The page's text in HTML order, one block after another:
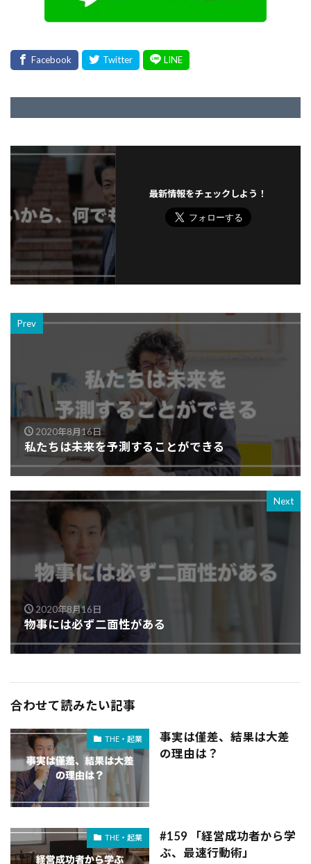
最新情報をチェックしよう！
Prev
2020年8月16日
私たちは未来を予測することができる
Next
2020年8月16日
物事には必ず二面性がある
合わせて読みたい記事
THE・起業
事実は僅差、結果は大差
の理由は？
THE・起業
#159 「経営成功者から学
ぶ、最速行動術」